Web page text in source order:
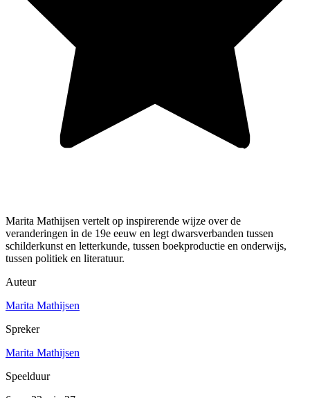
Marita Mathijsen vertelt op inspirerende wijze over de
veranderingen in de 19e eeuw en legt dwarsverbanden tussen
schilderkunst en letterkunde, tussen boekproductie en onderwijs,
tussen politiek en literatuur.
Auteur
Marita Mathijsen
Spreker
Marita Mathijsen
Speelduur